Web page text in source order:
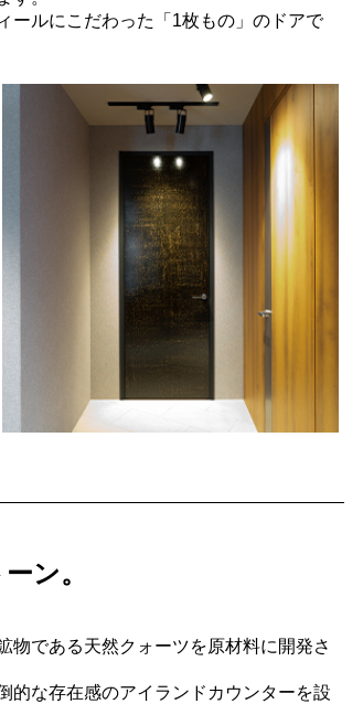
ールにこだわった「1枚もの」のドアで
ン。
物である天然クォーツを原材料に開発さ
的な存在感のアイランドカウンターを設